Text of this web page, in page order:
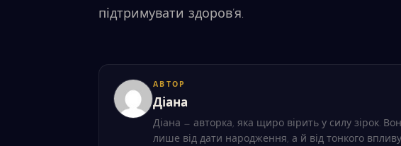
підтримувати здоров’я.
АВТОР
Діана
Діана — авторка, яка щиро вірить у силу зірок.
лише від дати народження, а й від тонкого